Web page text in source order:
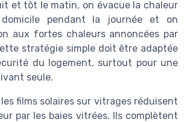
et tôt le matin, on évacue la chaleur
pendant la journée et on
aux fortes chaleurs annoncées par
stratégie simple doit être adaptée
du logement, surtout pour une
seule.
films solaires sur vitrages réduisent
par les baies vitrées. Ils complètent